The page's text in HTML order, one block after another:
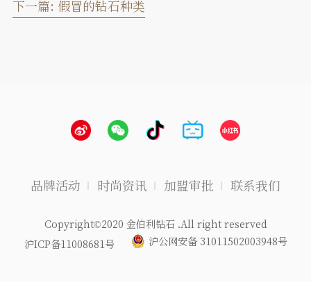
下一篇: 假冒的钻石种类
品牌活动 时尚资讯 加盟审批 联系我们
Copyright©2020 金伯利钻石 .All right reserved
沪ICP备11008681号
沪公网安备 31011502003948号